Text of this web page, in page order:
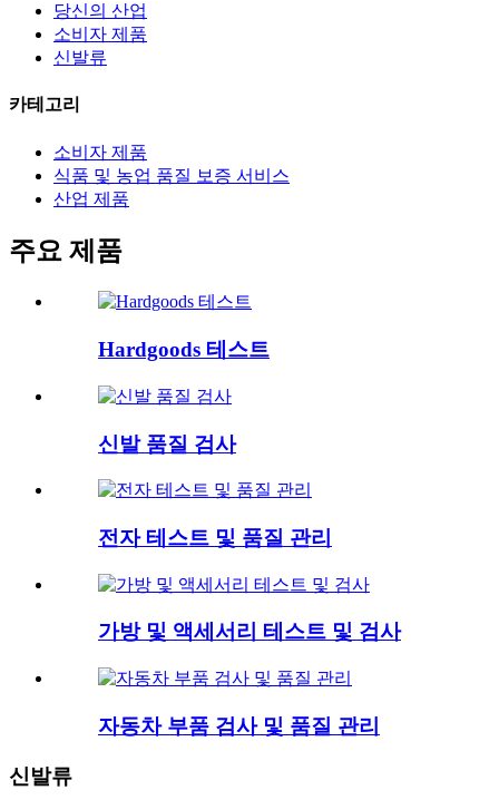
당신의 산업
소비자 제품
신발류
카테고리
소비자 제품
식품 및 농업 품질 보증 서비스
산업 제품
주요 제품
Hardgoods 테스트
신발 품질 검사
전자 테스트 및 품질 관리
가방 및 액세서리 테스트 및 검사
자동차 부품 검사 및 품질 관리
신발류